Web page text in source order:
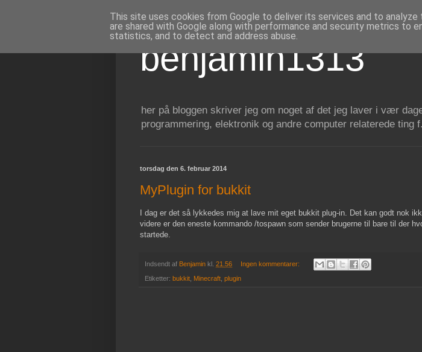
benjamin1313
her på bloggen skriver jeg om noget af det jeg laver i vær
programmering, elektronik og andre computer relaterede
torsdag den 6. februar 2014
MyPlugin for bukkit
I dag er det så lykkedes mig at lave mit eget bukkit plug-in. Det kan godt nok
videre er den eneste kommando /tospawn som sender brugerne til bare til der
startede.
Indsendt af Benjamin kl. 21.56 Ingen kommentarer:
Etiketter: bukkit, Minecraft, plugin
This site uses cookies from Google to deliver its services and to analyze
are shared with Google along with performance and security metrics to
statistics, and to detect and address abuse.